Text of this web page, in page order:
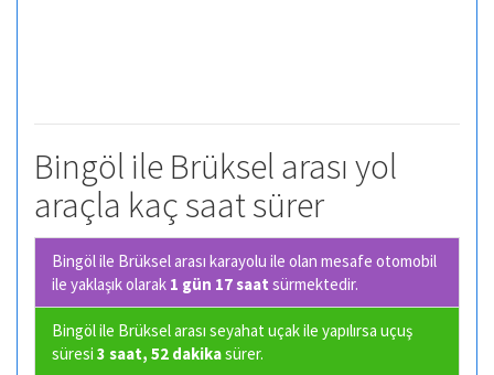
Bingöl ile Brüksel arası yol
araçla kaç saat sürer
Bingöl ile Brüksel arası karayolu ile olan mesafe otomobil
ile yaklaşık olarak 1 gün 17 saat sürmektedir.
Bingöl ile Brüksel arası seyahat uçak ile yapılırsa uçuş
süresi 3 saat, 52 dakikasürer.